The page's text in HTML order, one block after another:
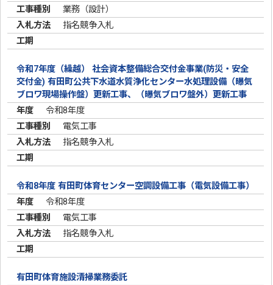
業務（設計）
指名競争入札
令和7年度（繰越） 社会資本整備総合交付金事業(防災・安全
交付金) 有田町公共下水道水質浄化センター水処理設備（曝気
ブロワ現場操作盤）更新工事、（曝気ブロワ盤外）更新工事
令和8年度
電気工事
指名競争入札
令和8年度 有田町体育センター空調設備工事（電気設備工事）
令和8年度
電気工事
指名競争入札
有田町体育施設清掃業務委託